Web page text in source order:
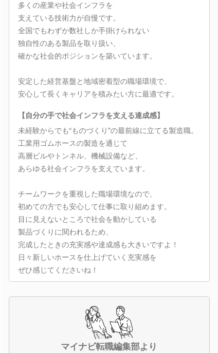
多くの産業や社会インフラを
支えている技術力が自慢です。
全国でもわずか数社しか手掛けられない
独自性のある製品を取り扱い、
確かな社会的ポジションを築いています。
安定した経営基盤と地域密着型の職場環境で、
安心して長くキャリアを積みたい方に最適です。
【自分の手で社会インフラを支える達成感】
未経験からでも“ものづくり”の最前線に立てる製造職。
工業用ゴムホースの製造を通じて
高層ビルやトンネル、機械設備など、
あらゆる社会インフラを支えています。
チームワークを重視した職場環境なので、
初めての方でも安心して仕事に取り組めます。
目に見えないところで社会を動かしている
製品づくりに関われるため、
完成したときの充実感や達成感も大きいですよ！
日々新しいホースを仕上げていく充実感を
ぜひ感じてくださいね！
マイナビ転職編集部より